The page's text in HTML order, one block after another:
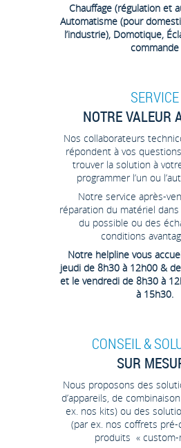
Chauffage (régulation et
Automatisme (pour
l’industrie), Domotique,
commande
SERVICE
NOTRE VALEUR
Nos collaborateurs
répondent à vos
trouver la solution à
programmer l’un ou
Notre service après-
réparation du matériel
du possible ou des
conditions
Notre helpline vous
jeudi de 8h30 à 12h00 &
et le vendredi de 8h30 à
à 15h30.
CONSEIL &
SUR
Nous proposons des
d’appareils, de
ex. nos kits) ou des
(par ex. nos coffrets pré-
produits « custom-